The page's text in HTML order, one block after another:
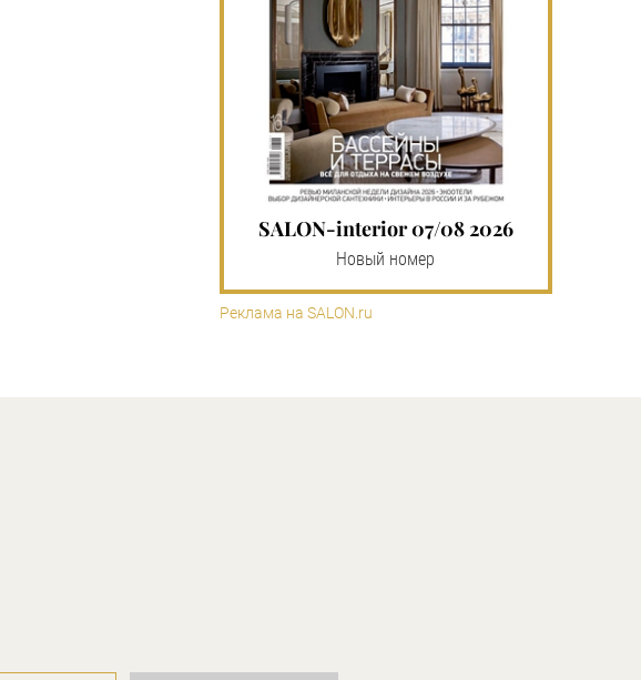
SALON-interior 07/08 2026
Новый номер
Реклама на SALON.ru